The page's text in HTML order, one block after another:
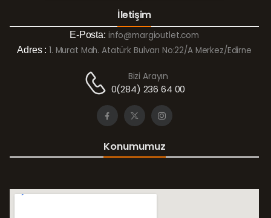
İletişim
E-Posta: info@margioutlet.com
Adres : 1. Murat Mah. Atatürk Bulvarı No:22/A Merkez/Edirne
Bizi Arayın
0(284) 236 64 00
Konumumuz